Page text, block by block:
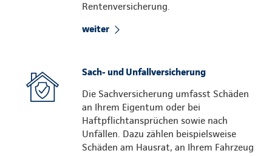
Rentenversicherung.
weiter
Sach- und Unfallversicherung
Die Sachversicherung umfasst Schäden
an Ihrem Eigentum oder bei
Haftpflichtansprüchen sowie nach
Unfällen. Dazu zählen beispielsweise
Schäden am Hausrat, an Ihrem Fahrzeug